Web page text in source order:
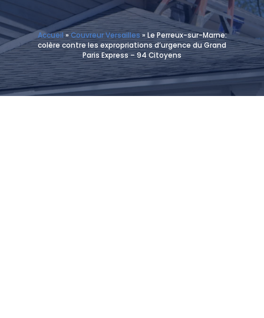
Accueil»Couvreur Versailles»Le Perreux-sur-Marne:
colère contre les expropriations d’urgence du Grand
Paris Express – 94 Citoyens